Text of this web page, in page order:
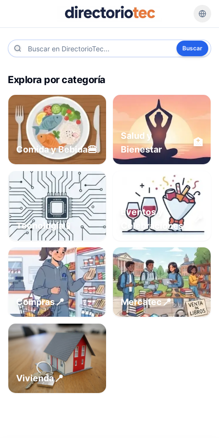
Buscar
Explora por categoría
Comida y Bebida🍔
Salud y
Bienestar
🏥
Tecnología📱
Eventos y
Celebraciones
Compras📍 Mercatec📍
Vivienda📍